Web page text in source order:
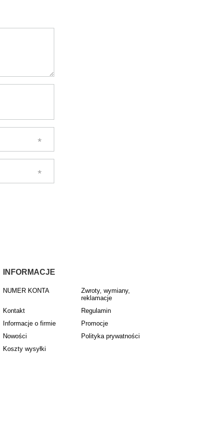
INFORMACJE
NUMER KONTA
Zwroty, wymiany,
reklamacje
Kontakt
Regulamin
Informacje o firmie
Promocje
Nowości
Polityka prywatności
Koszty wysyłki